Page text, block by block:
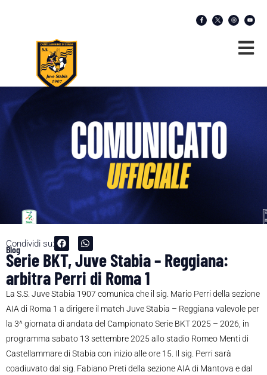
Condividi su:
Blog
Serie BKT, Juve Stabia – Reggiana:
arbitra Perri di Roma 1
La S.S. Juve Stabia 1907 comunica che il sig. Mario Perri della sezione
AIA di Roma 1 a dirigere il match Juve Stabia – Reggiana valevole per
la 3^ giornata di andata del Campionato Serie BKT 2025 – 2026, in
programma sabato 13 settembre 2025 allo stadio Romeo Menti di
Castellammare di Stabia con inizio alle ore 15. Il sig. Perri sarà
coadiuvato dal sig. Fabiano Preti della sezione AIA di Mantova e dal